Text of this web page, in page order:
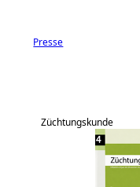
Presse
Züchtungskunde